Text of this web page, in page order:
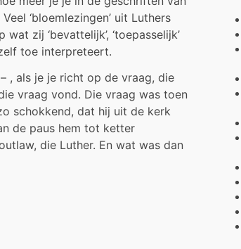
‘bloemlezingen’ uit Luthers
zij ‘bevattelijk’, ‘toepasselijk’
toe interpreteert.
, als je je richt op de vraag, die
vraag vond. Die vraag was toen
schokkend, dat hij uit de kerk
de paus hem tot ketter
die Luther. En wat was dan